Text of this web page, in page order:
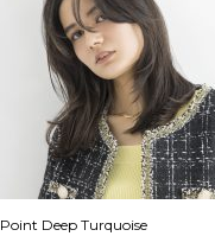
Point Deep Turquoise